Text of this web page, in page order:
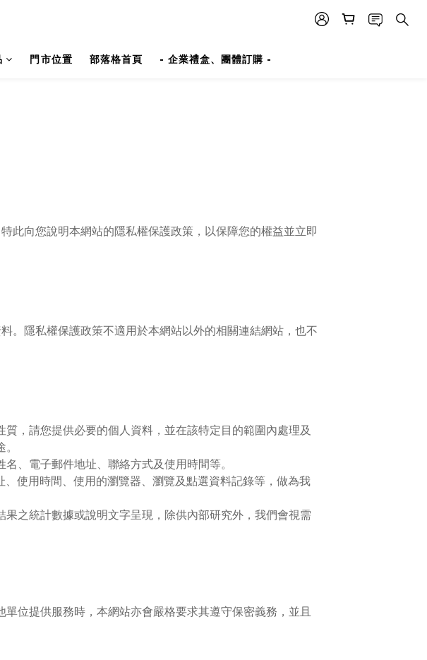
門市位置 部落格首頁 - 企業禮盒、團體訂購 -
此向您說明本網站的隱私權保護政策，以保障您的權益並立即
。隱私權保護政策不適用於本網站以外的相關連結網站，也不
，請您提供必要的個人資料，並在該特定目的範圍內處理及
、電子郵件地址、聯絡方式及使用時間等。
使用時間、使用的瀏覽器、瀏覽及點選資料記錄等，做為我
之統計數據或說明文字呈現，除供內部研究外，我們會視需
位提供服務時，本網站亦會嚴格要求其遵守保密義務，並且